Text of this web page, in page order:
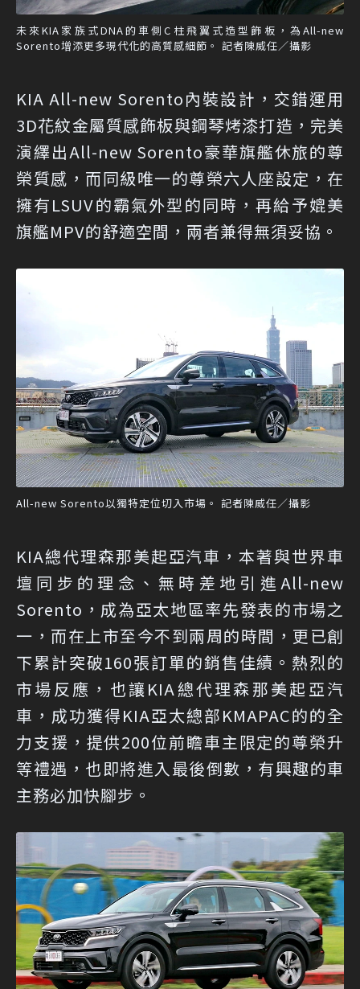
未來KIA家族式DNA的車側C柱飛翼式造型飾板，為All-new
Sorento增添更多現代化的高質感細節。 記者陳威任／攝影
KIA All-new Sorento內裝設計，交錯運用
3D花紋金屬質感飾板與鋼琴烤漆打造，完美
演繹出All-new Sorento豪華旗艦休旅的尊
榮質感，而同級唯一的尊榮六人座設定，在
擁有LSUV的霸氣外型的同時，再給予媲美
旗艦MPV的舒適空間，兩者兼得無須妥協。
All-new Sorento以獨特定位切入市場。 記者陳威任／攝影
KIA總代理森那美起亞汽車，本著與世界車
壇同步的理念、無時差地引進All-new
Sorento，成為亞太地區率先發表的市場之
一，而在上市至今不到兩周的時間，更已創
下累計突破160張訂單的銷售佳績。熱烈的
市場反應，也讓KIA總代理森那美起亞汽
車，成功獲得KIA亞太總部KMAPAC的的全
力支援，提供200位前瞻車主限定的尊榮升
等禮遇，也即將進入最後倒數，有興趣的車
主務必加快腳步。